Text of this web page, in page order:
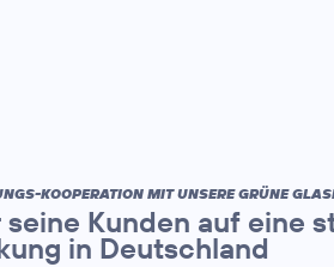
KOOPERATION MIT UNSERE GRÜNE
Kunden auf eine
in Deutschland